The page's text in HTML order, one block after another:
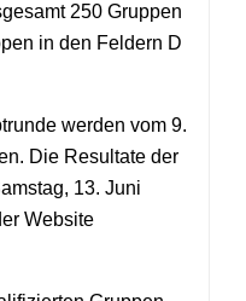
250 Gruppen
in den Feldern D
werden vom 9.
Die Resultate der
13. Juni
Website